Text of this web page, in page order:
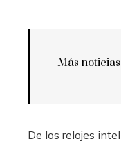
Más
De los relojes